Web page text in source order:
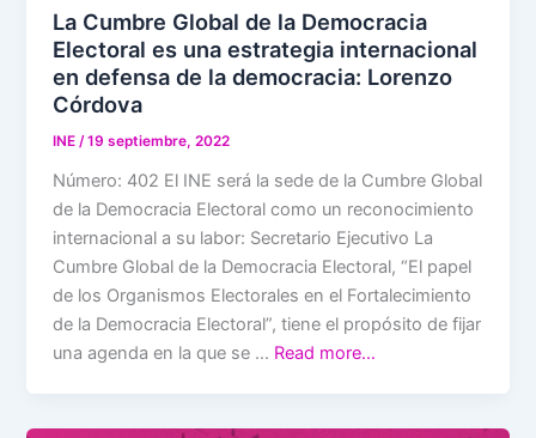
La Cumbre Global de la Democracia
Electoral es una estrategia internacional
en defensa de la democracia: Lorenzo
Córdova
INE/19 septiembre, 2022
Número: 402 El INE será la sede de la Cumbre Global
de la Democracia Electoral como un reconocimiento
internacional a su labor: Secretario Ejecutivo La
Cumbre Global de la Democracia Electoral, “El papel
de los Organismos Electorales en el Fortalecimiento
de la Democracia Electoral”, tiene el propósito de fijar
una agenda en la que se … Read more…